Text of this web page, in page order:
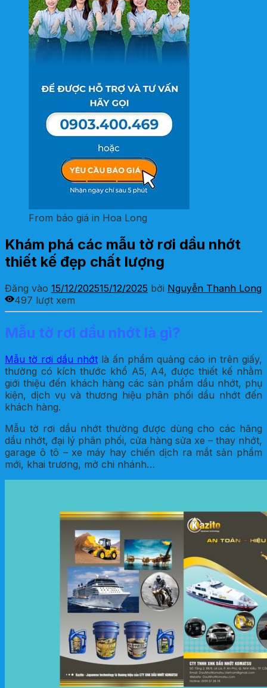
From báo giá in Hoa Long
Khám phá các mẫu tờ rơi dầu nhớt
thiết kế đẹp chất lượng
Đăng vào 15/12/202515/12/2025 bởi Nguyễn Thanh Long
497 lượt xem
Mẫu tờ rơi dầu nhớt là gì?
Mẫu tờ rơi dầu nhớt là ấn phẩm quảng cáo in trên giấy,
thường có kích thước khổ A5, A4, được thiết kế nhằm
giới thiệu đến khách hàng các sản phẩm dầu nhớt, phụ
kiện, dịch vụ và thương hiệu phân phối dầu nhớt đến
khách hàng.
Mẫu tờ rơi dầu nhớt thường được dùng cho các hãng
dầu nhớt, đại lý phân phối, cửa hàng sửa xe – thay nhớt,
garage ô tô – xe máy hay chiến dịch ra mắt sản phẩm
mới, khai trương, mở chi nhánh…